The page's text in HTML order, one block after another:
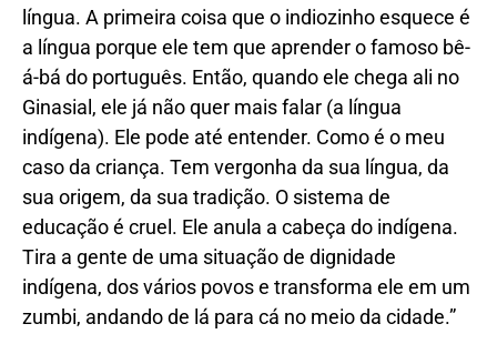
língua. A primeira coisa que o indiozinho esquece é
a língua porque ele tem que aprender o famoso bê-
á-bá do português. Então, quando ele chega ali no
Ginasial, ele já não quer mais falar (a língua
indígena). Ele pode até entender. Como é o meu
caso da criança. Tem vergonha da sua língua, da
sua origem, da sua tradição. O sistema de
educação é cruel. Ele anula a cabeça do indígena.
Tira a gente de uma situação de dignidade
indígena, dos vários povos e transforma ele em um
zumbi, andando de lá para cá no meio da cidade.”